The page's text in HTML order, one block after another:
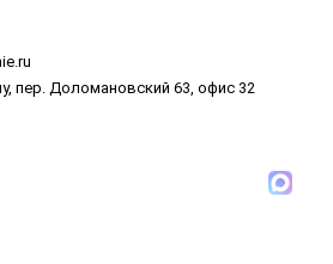
пер. Доломановский 63, офис 32